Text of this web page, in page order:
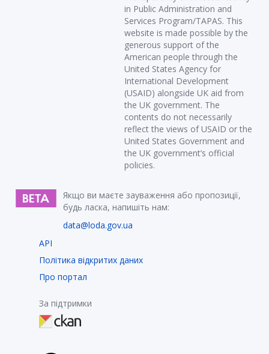
in Public Administration and
Services Program/TAPAS. This
website is made possible by the
generous support of the
American people through the
United States Agency for
International Development
(USAID) alongside UK aid from
the UK government. The
contents do not necessarily
reflect the views of USAID or the
United States Government and
the UK government’s official
policies.
Якщо ви маєте зауваження або пропозиції,
будь ласка, напишіть нам:
data@loda.gov.ua
API
Політика відкритих даних
Про портал
За підтримки